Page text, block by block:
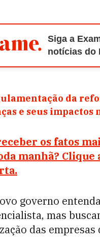
Siga a
notícias do
da
e seus impactos
os fatos
manhã?
governo
mas
das empresas